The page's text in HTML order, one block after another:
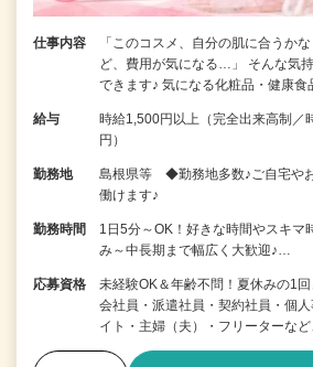
仕事内容
「このコスメ、自分の肌に合うか
ど、費用が気になる…」 そんな気
できます♪ 気になる化粧品・健康
給与
時給1,500円以上（完全出来高制／
円）
勤務地
島根県等 ◆勤務地多数♪ご自宅や
働けます♪
勤務時間
1日5分～OK！好きな時間やスキ
み～中長期まで幅広く大歓迎♪…
応募資格
未経験OK＆年齢不問！夏休みの1
会社員・派遣社員・契約社員・個
イト・主婦（夫）・フリーターな